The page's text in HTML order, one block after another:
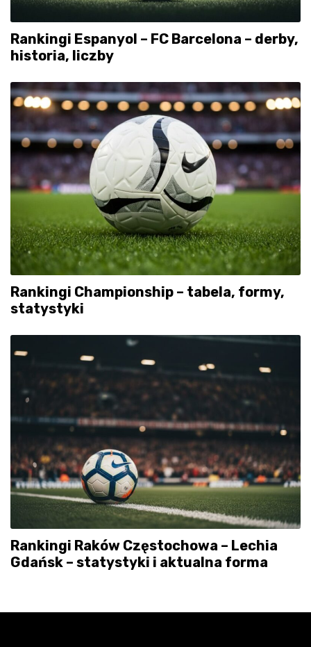
Rankingi Espanyol – FC Barcelona – derby,
historia, liczby
Rankingi Championship – tabela, formy,
statystyki
Rankingi Raków Częstochowa – Lechia
Gdańsk – statystyki i aktualna forma